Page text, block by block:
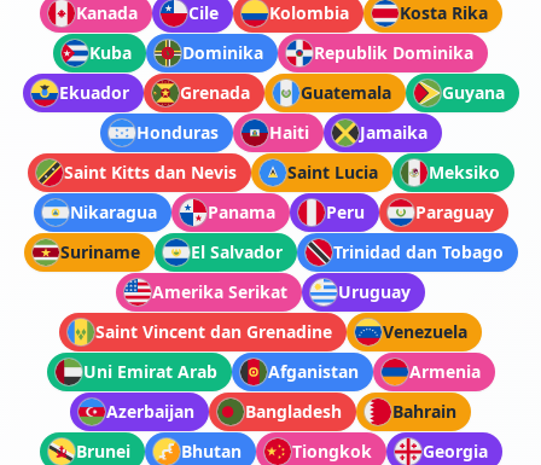
Kanada
Cile Kolombia
Kosta Rika
Kuba
Dominika
Republik Dominika
Ekuador
Grenada Guatemala
Guyana
Honduras
Haiti
Jamaika
Saint Kitts dan Nevis
Saint Lucia
Meksiko
Nikaragua
Panama Peru
Paraguay
Suriname
El Salvador
Trinidad dan Tobago
Amerika Serikat
Uruguay
Saint Vincent dan Grenadine
Venezuela
Uni Emirat Arab
Afganistan
Armenia
Azerbaijan
Bangladesh
Bahrain
Brunei
Bhutan Tiongkok
Georgia